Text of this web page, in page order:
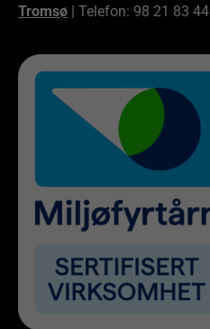
Tromsø | Telefon: 98 21 83 44